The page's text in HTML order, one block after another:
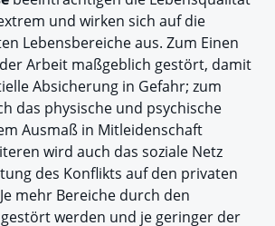
und wirken sich auf die
Lebensbereiche aus. Zum Einen
Arbeit maßgeblich gestört, damit
Absicherung in Gefahr; zum
das physische und psychische
Ausmaß in Mitleidenschaft
wird auch das soziale Netz
des Konflikts auf den privaten
mehr Bereiche durch den
werden und je geringer der